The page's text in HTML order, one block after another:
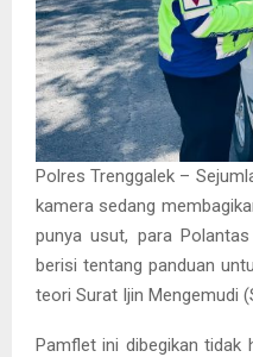
Polres Trenggalek –
kamera sedang
punya usut, para
berisi tentang panduan
teori Surat Ijin Mengemudi
Pamflet ini dibegikan tidak